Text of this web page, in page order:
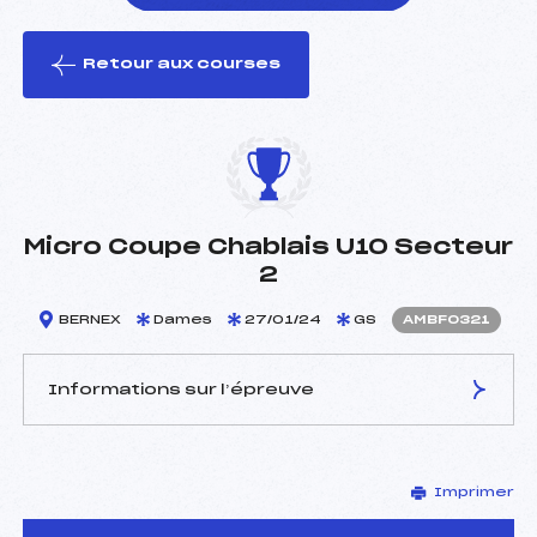
le ski
Retour aux courses
Micro Coupe Chablais U10 Secteur
2
BERNEX Dames 27/01/24 GS AMBF0321
Informations sur l’épreuve
MIRLICOURTOIS PASCAL
(MB)
Imprimer